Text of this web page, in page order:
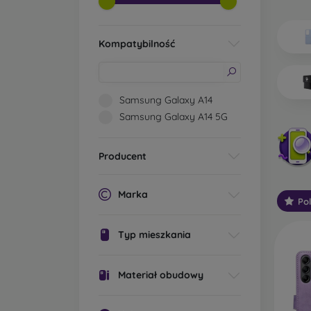
Kompatybilność
Samsung Galaxy A14
Samsung Galaxy A14 5G
Producent
Marka
Typ mieszkania
Materiał obudowy